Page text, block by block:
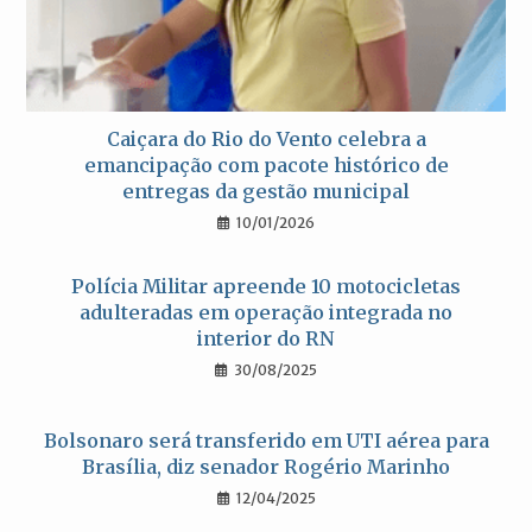
Caiçara do Rio do Vento celebra a
emancipação com pacote histórico de
entregas da gestão municipal
10/01/2026
Polícia Militar apreende 10 motocicletas
adulteradas em operação integrada no
interior do RN
30/08/2025
Bolsonaro será transferido em UTI aérea para
Brasília, diz senador Rogério Marinho
12/04/2025